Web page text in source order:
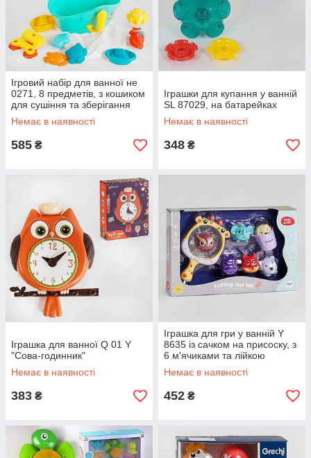
Ігровий набір для ванної не
0271, 8 предметів, з кошиком
для сушіння та зберігання
Немає в наявності
585 ₴
Іграшки для купання у ванній
SL 87029, на батарейках
Немає в наявності
348 ₴
Іграшка для ванної Q 01 Y
"Сова-годинник"
Немає в наявності
383 ₴
Іграшка для гри у ванній Y
8635 із сачком на присоску, з
6 м'ячиками та лійкою
Немає в наявності
452 ₴